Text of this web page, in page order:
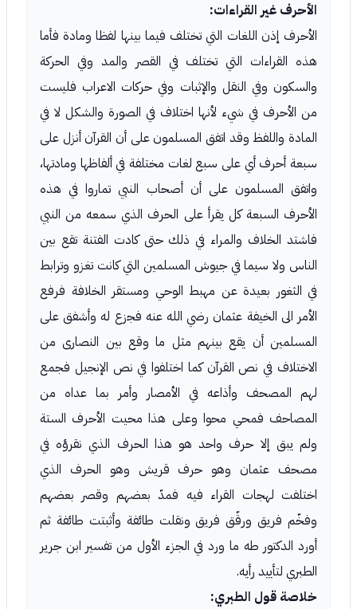
الأحرف غير القراءات:
الأحرف إذن اللغات التي تختلف فيما بينها لفظا ومادة فأما
هذه القراءات التي تختلف في القصر والمد وفي الحركة
والسكون وفي النقل والإثبات وفي حركات الاعراب فليست
من الأحرف في شيء لأنها اختلاف في الصورة والشكل لا في
المادة واللفظ وقد اتفق المسلمون على أن القرآن أنزل على
سبعة أحرف أي على سبع لغات مختلفة في ألفاظها ومادتها،
واتفق المسلمون على أن أصحاب النبي تماروا في هذه
الأحرف السبعة كل يقرأ على الحرف الذي سمعه من النبي
فاشتد الخلاف والمراء في ذلك حتى كادت الفتنة تقع بين
الناس ولا سيما في جيوش المسلمين التي كانت تغزو وترابط
في الثغور بعيدة عن مهبط الوحي ومستقر الخلافة فرفع
الأمر الى الخيفة عثمان رضي الله عنه فجزع له وأشفق على
المسلمين أن يقع بينهم مثل ما وقع بين النصارى من
الاختلاف في نص القرآن كما اختلفوا في نص الإنجيل فجمع
لهم المصحف وأذاعه في الأمصار وأمر بما عداه من
المصاحف فمحي محوا وعلى هذا محيت الأحرف الستة
ولم يبق إلا حرف واحد هو هذا الحرف الذي نقرؤه في
مصحف عثمان وهو حرف قريش وهو الحرف الذي
اختلفت لهجات القراء فيه فمدّ بعضهم وقصر بعضهم
وفخّم فريق ورقّق فريق ونقلت طائفة وأثبتت طائفة ثم
أورد الدكتور طه ما ورد في الجزء الأول من تفسير ابن جرير
الطبري لتأييد رأيه.
خلاصة قول الطبري: